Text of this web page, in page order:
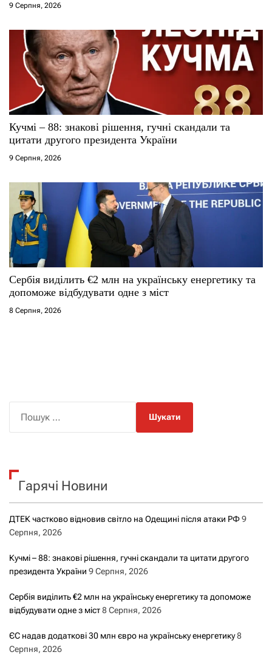
9 Серпня, 2026
Кучмі – 88: знакові рішення, гучні скандали та
цитати другого президента України
9 Серпня, 2026
Сербія виділить €2 млн на українську енергетику та
допоможе відбудувати одне з міст
8 Серпня, 2026
к
Гарячі Новини
ДТЕК частково відновив світло на Одещині після атаки РФ9
Серпня, 2026
Кучмі – 88: знакові рішення, гучні скандали та цитати другого
президента України 9 Серпня, 2026
Сербія виділить €2 млн на українську енергетику та допоможе
відбудувати одне з міст8 Серпня, 2026
ЄС надав додаткові 30 млн євро на українську енергетику8
Серпня, 2026